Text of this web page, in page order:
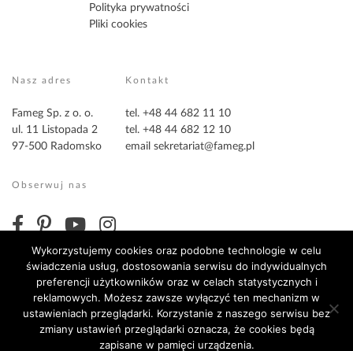
Polityka prywatności
Pliki cookies
Nasz adres
Fameg Sp. z o. o.
ul. 11 Listopada 2
97-500 Radomsko
Kontakt
tel. +48 44 682 11 10
tel. +48 44 682 12 10
email sekretariat@fameg.pl
Obserwuj nas
Copyright ©2026 Fameg. Wszystkie prawa zastrzeżone
Wykorzystujemy cookies oraz podobne technologie w celu
świadczenia usług, dostosowania serwisu do indywidualnych
preferencji użytkowników oraz w celach statystycznych i
reklamowych. Możesz zawsze wyłączyć ten mechanizm w
ustawieniach przeglądarki. Korzystanie z naszego serwisu bez
zmiany ustawień przeglądarki oznacza, że cookies będą
zapisane w pamięci urządzenia.